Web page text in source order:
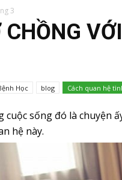
3
Học blog Cách quan hệ
sống đó là chuyện
hệ này.